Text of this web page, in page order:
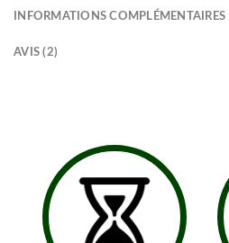
INFORMATIONS COMPLÉMENTAIRES
AVIS (2)